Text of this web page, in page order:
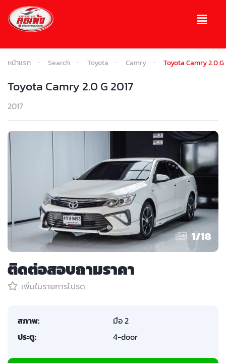
หน้าแรก Search Toyota Camry Toyota Camry 2.0 G
Toyota Camry 2.0 G 2017
2017
1/18
ติดต่อสอบถามราคา
เพิ่มในรายการโปรด
สภาพ:
มือ 2
ประตู:
4-door